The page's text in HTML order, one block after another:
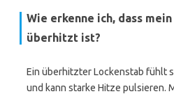
Wie erkenne ich, dass
überhitzt ist?
Ein überhitzter Lockenstab fühlt
und kann starke Hitze pulsieren.